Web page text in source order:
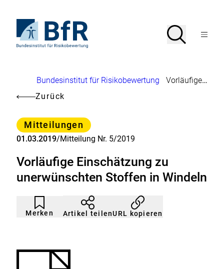
Seiteninhalt
springenStartseite
von
Suche
SucheMenü
Brotkrumennavigation
Bundesinstitut für Risikobewertung
Vorläufige Einschätzung zu unerwünschten Stoffen in Windeln
Zurück
Kategorie
Mitteilungen
01.03.2019/Mitteilung Nr. 5/2019
Vorläufige Einschätzung zu
unerwünschten Stoffen in Windeln
Merken
Artikel
nicht
gemerkt
Durch
Klicken
der
Artikel teilenURL kopieren